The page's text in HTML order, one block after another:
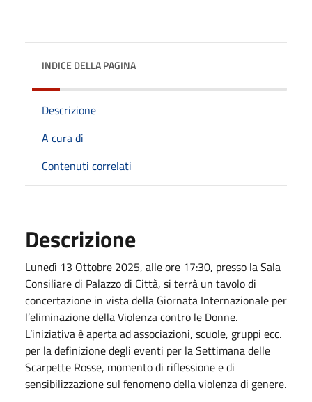
INDICE DELLA PAGINA
Descrizione
A cura di
Contenuti correlati
Descrizione
Lunedì 13 Ottobre 2025, alle ore 17:30, presso la Sala
Consiliare di Palazzo di Città, si terrà un tavolo di
concertazione in vista della Giornata Internazionale per
l’eliminazione della Violenza contro le Donne.
L’iniziativa è aperta ad associazioni, scuole, gruppi ecc.
per la definizione degli eventi per la Settimana delle
Scarpette Rosse, momento di riflessione e di
sensibilizzazione sul fenomeno della violenza di genere.